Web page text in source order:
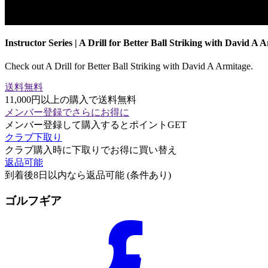
Instructor Series | A Drill for Better Ball Striking with David A
Check out A Drill for Better Ball Striking with David A Armitage.
送料無料
11,000円以上の購入で送料無料
メンバー登録でさらにお得に
メンバー登録して購入するとポイントGET
クラブ下取り
クラブ購入時に下取りでお得に買い替え
返品可能
到着後8日以内なら返品可能 (条件あり)
ゴルフギア